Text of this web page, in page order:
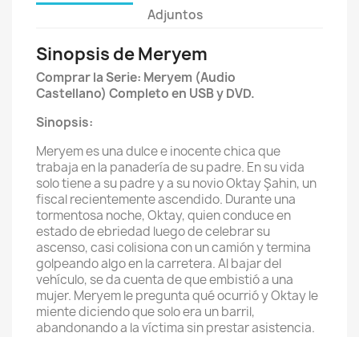
Adjuntos
Sinopsis de Meryem
Comprar la Serie: Meryem (Audio
Castellano) Completo en USB y DVD.
Sinopsis:
Meryem es una dulce e inocente chica que
trabaja en la panadería de su padre. En su vida
solo tiene a su padre y a su novio Oktay Şahin, un
fiscal recientemente ascendido. Durante una
tormentosa noche, Oktay, quien conduce en
estado de ebriedad luego de celebrar su
ascenso, casi colisiona con un camión y termina
golpeando algo en la carretera. Al bajar del
vehículo, se da cuenta de que embistió a una
mujer. Meryem le pregunta qué ocurrió y Oktay le
miente diciendo que solo era un barril,
abandonando a la víctima sin prestar asistencia.